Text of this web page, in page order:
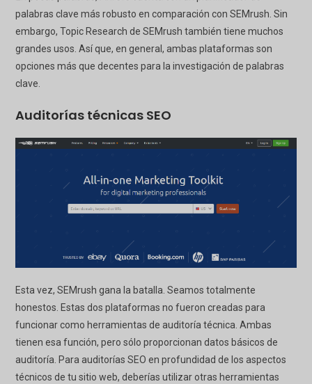
palabras clave más robusto en comparación con SEMrush. Sin
embargo, Topic Research de SEMrush también tiene muchos
grandes usos. Así que, en general, ambas plataformas son
opciones más que decentes para la investigación de palabras
clave.
Auditorías técnicas SEO
Esta vez, SEMrush gana la batalla. Seamos totalmente
honestos. Estas dos plataformas no fueron creadas para
funcionar como herramientas de auditoría técnica. Ambas
tienen esa función, pero sólo proporcionan datos básicos de
auditoría. Para auditorías SEO en profundidad de los aspectos
técnicos de tu sitio web, deberías utilizar otras herramientas